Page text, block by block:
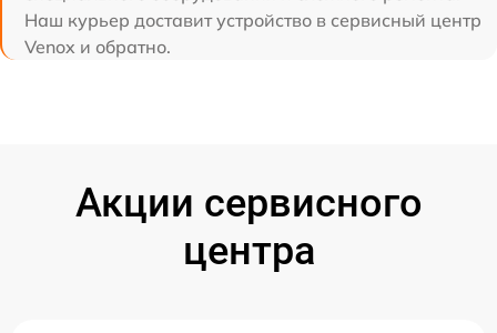
Наш курьер доставит устройство в сервисный центр
Venox и обратно.
Акции сервисного
центра